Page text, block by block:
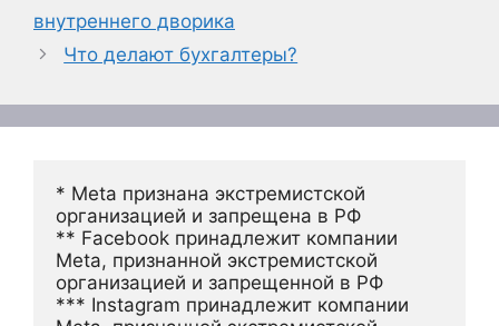
внутреннего дворика
Что делают бухгалтеры?
* Meta признана экстремистской
организацией и запрещена в РФ
** Facebook принадлежит компании
Meta, признанной экстремистской
организацией и запрещенной в РФ
*** Instagram принадлежит компании